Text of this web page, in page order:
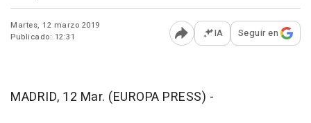
Martes, 12 marzo 2019
Publicado: 12:31
Abrir opciones para
IA Seguir en
MADRID, 12 Mar. (EUROPA PRESS) -